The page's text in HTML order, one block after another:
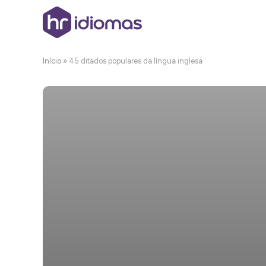
Início » 45 ditados populares da língua inglesa